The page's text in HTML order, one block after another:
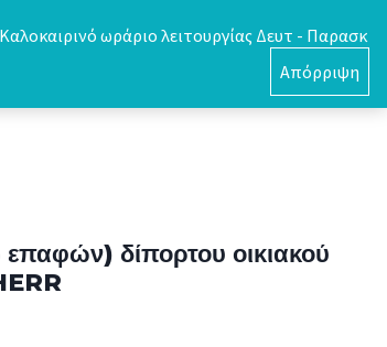
ωράριο λειτουργίας Δευτ - Παρασκ
Απόρριψη
0
δίπορτου οικιακού